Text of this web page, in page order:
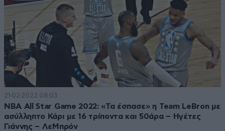
21·02·2022 08:03
NBA All Star Game 2022: «Τα έσπασε» η Team LeBron με
ασύλληπτο Κάρι με 16 τρίποντα και 50άρα – Ηγέτες
Γιάννης – ΛεΜπρόν